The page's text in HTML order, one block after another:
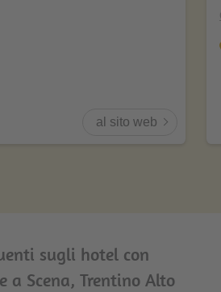
al sito web
sugli hotel con
a Scena, Trentino Alto